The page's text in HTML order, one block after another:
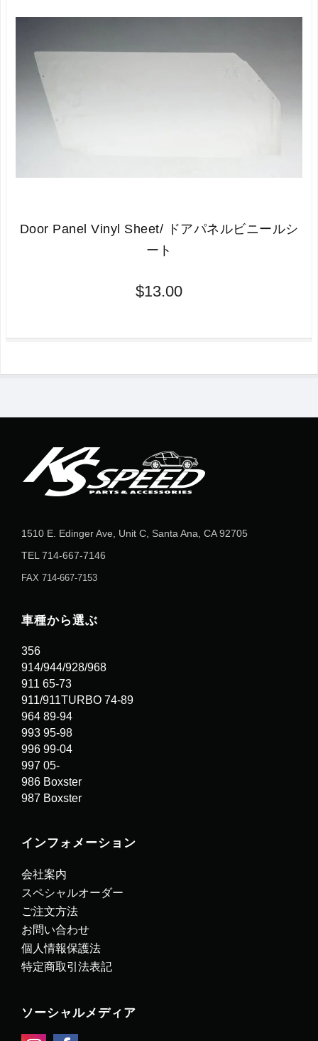
Door Panel Vinyl Sheet/ ドアパネルビニールシ
ート
$13.00
1510 E. Edinger Ave, Unit C, Santa Ana, CA 92705
TEL 714-667-7146
FAX 714-667-7153
車種から選ぶ
356
914/944/928/968
911 65-73
911/911TURBO 74-89
964 89-94
993 95-98
996 99-04
997 05-
986 Boxster
987 Boxster
インフォメーション
会社案内
スペシャルオーダー
ご注文方法
お問い合わせ
個人情報保護法
特定商取引法表記
ソーシャルメディア